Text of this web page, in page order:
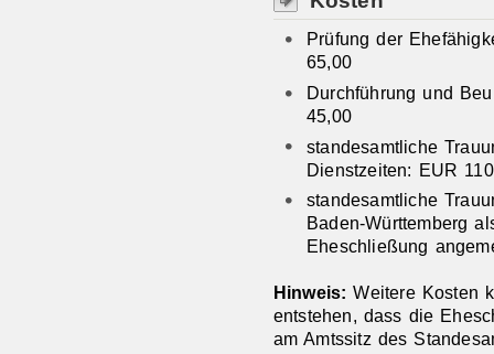
Prüfung der
65,00
Durchführung und
45,00
standesamtliche
Dienstzeiten: EUR
standesamtliche
Baden-Württemberg
Eheschließung
Hinweis:Weitere Kosten
entstehen, dass die
am Amtssitz des